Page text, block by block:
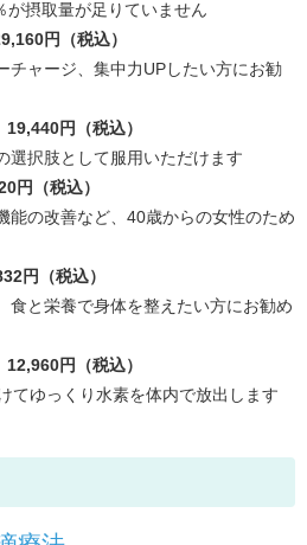
が摂取量が足りていません
円（税込）
チャージ、集中力UPしたい方にお勧
円（税込）
選択肢として服用いただけます
円（税込）
能の改善など、40歳からの女性のため
円（税込）
食と栄養で身体を整えたい方にお勧め
円（税込）
てゆっくり水素を体内で放出します